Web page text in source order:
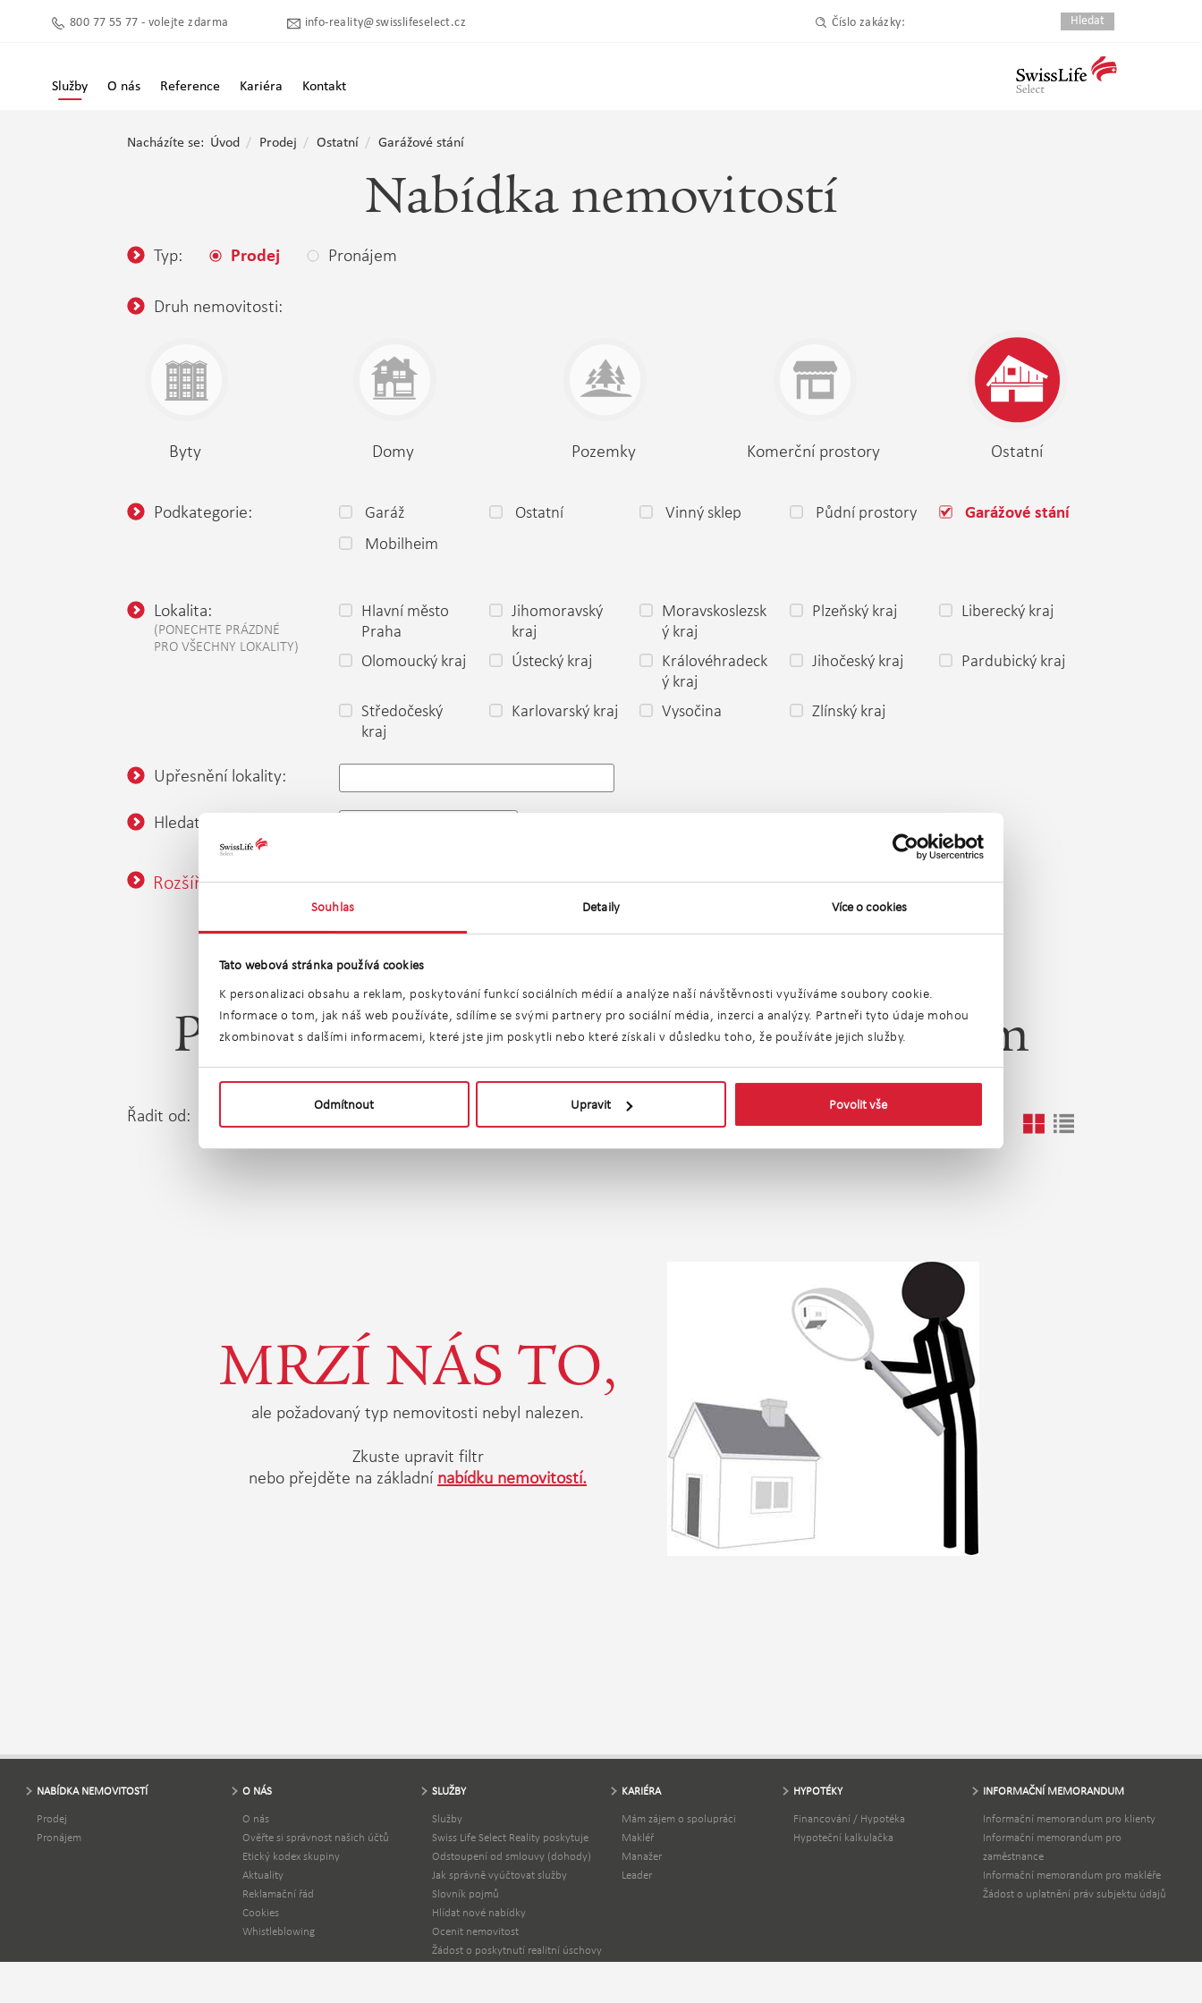
Souhlas Detaily Více o cookies
Tato webová stránka používá cookies
K personalizaci obsahu a reklam, poskytování funkcí sociálních médií a analýze naší návštěvnosti využíváme soubory cookie.
Informace o tom, jak náš web používáte, sdílíme se svými partnery pro sociální média, inzerci a analýzy. Partneři tyto údaje mohou
zkombinovat s dalšími informacemi, které jste jim poskytli nebo které získali v důsledku toho, že používáte jejich služby.
Odmítnout Upravit Povolit vše
800 77 55 77 - volejte zdarma info-reality@swisslifeselect.cz Číslo zakázky:
Služby O nás Reference Kariéra Kontakt
Nacházíte se: Úvod Prodej Ostatní Garážové stání
Nabídka nemovitostí
Typ: Prodej Pronájem
Druh nemovitosti:
Byty Domy Pozemky Komerční prostory Ostatní
Podkategorie: Garáž Ostatní Vinný sklep Půdní prostory Garážové stání
Mobilheim
Lokalita:
(PONECHTE PRÁZDNÉ
PRO VŠECHNY LOKALITY)
Hlavní město
Praha
Jihomoravský
kraj
Moravskoslezsk
ý kraj
Plzeňský kraj Liberecký kraj
Olomoucký kraj Ústecký kraj
Královéhradeck
ý kraj
Jihočeský kraj Pardubický kraj
Středočeský
kraj
Karlovarský kraj Vysočina Zlínský kraj
Upřesnění lokality:
Hledat v okolí:
Rozšířené vyhledávání
Prodej garážových stání, v okolí 0,5km
Řadit od: Nejlevnější
MRZÍ NÁS TO,
ale požadovaný typ nemovitosti nebyl nalezen.
Zkuste upravit filtr
nebo přejděte na základní nabídku nemovitostí.
NABÍDKA NEMOVITOSTÍ
Prodej
Pronájem
O NÁS
O nás
Ověřte si správnost našich účtů
Etický kodex skupiny
Aktuality
Reklamační řád
Cookies
Whistleblowing
SLUŽBY
Služby
Swiss Life Select Reality poskytuje
Odstoupení od smlouvy (dohody)
Jak správně vyúčtovat služby
Slovník pojmů
Hlídat nové nabídky
Ocenit nemovitost
Žádost o poskytnutí realitní úschovy
KARIÉRA
Mám zájem o spolupráci
Makléř
Manažer
Leader
HYPOTÉKY
Financování / Hypotéka
Hypoteční kalkulačka
INFORMAČNÍ MEMORANDUM
Informační memorandum pro klienty
Informační memorandum pro
zaměstnance
Informační memorandum pro makléře
Žádost o uplatnění práv subjektu údajů